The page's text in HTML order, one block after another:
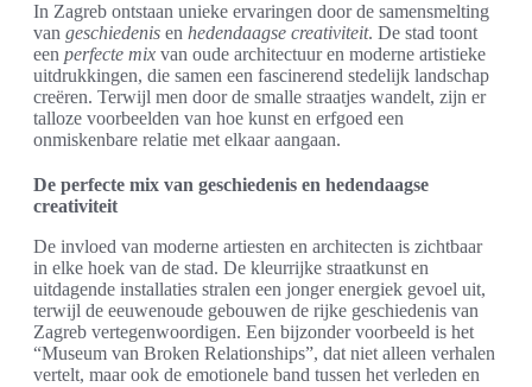
In Zagreb ontstaan unieke ervaringen door de samensmelting
van geschiedenis en hedendaagse creativiteit. De stad toont
een perfecte mix van oude architectuur en moderne artistieke
uitdrukkingen, die samen een fascinerend stedelijk landschap
creëren. Terwijl men door de smalle straatjes wandelt, zijn er
talloze voorbeelden van hoe kunst en erfgoed een
onmiskenbare relatie met elkaar aangaan.
De perfecte mix van geschiedenis en hedendaagse
creativiteit
De invloed van moderne artiesten en architecten is zichtbaar
in elke hoek van de stad. De kleurrijke straatkunst en
uitdagende installaties stralen een jonger energiek gevoel uit,
terwijl de eeuwenoude gebouwen de rijke geschiedenis van
Zagreb vertegenwoordigen. Een bijzonder voorbeeld is het
“Museum van Broken Relationships”, dat niet alleen verhalen
vertelt, maar ook de emotionele band tussen het verleden en